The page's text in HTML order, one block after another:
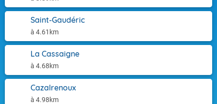
Saint-Gaudéric
à 4.61km
La Cassaigne
à 4.68km
Cazalrenoux
à 4.98km